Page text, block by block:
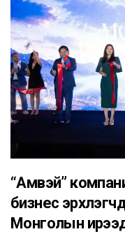
“Амвэй”
бизнес
Монголын